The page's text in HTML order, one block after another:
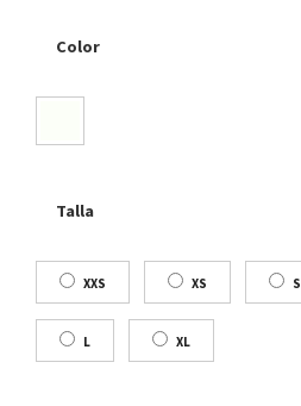
Color
Talla
XXS XS S
L XL